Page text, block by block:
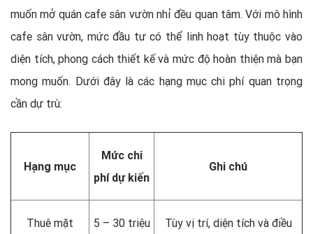
muốn mở quán cafe sân vườn nhỉ đều quan tâm. Với mô hình
cafe sân vườn, mức đầu tư có thể linh hoạt tùy thuộc vào
diện tích, phong cách thiết kế và mức độ hoàn thiện mà bạn
mong muốn. Dưới đây là các hạng mục chi phí quan trọng
cần dự trù:
Hạng mục
Mức chi
phí dự kiến
Ghi chú
Thuê mặt
5 – 30 triệu
Tùy vị trí, diện tích và điều